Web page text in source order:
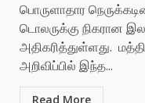
பொருளாதார
டொலருக்கு நிகரான
அதிகரித்துள்ளது.
அறிவிப்பில் இந்த...
Read More